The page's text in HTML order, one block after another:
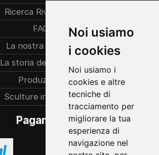
Noi usiamo
i cookies
Noi usiamo i
cookies e altre
tecniche di
tracciamento per
migliorare la tua
esperienza di
navigazione nel
Ricerca Rivenditori
FAQ
La nostra azienda
La storia dell’azienda
Produzione
Sculture individuali
Pagamento